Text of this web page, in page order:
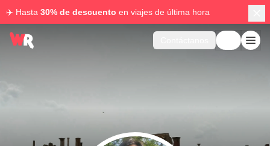
✈️ Hasta 30% de descuento en viajes de última hora